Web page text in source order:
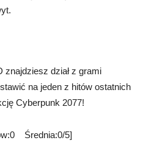
dział z grami
na jeden z hitów ostatnich
Cyberpunk 2077!
Średnia:0/5]